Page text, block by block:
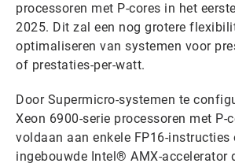
processoren met P-cores in het
2025. Dit zal een nog grotere
optimaliseren van systemen voor
of prestaties-per-watt.
Door Supermicro-systemen te
Xeon 6900-serie processoren met P-
voldaan aan enkele FP16-instructies
ingebouwde Intel® AMX-accelerator